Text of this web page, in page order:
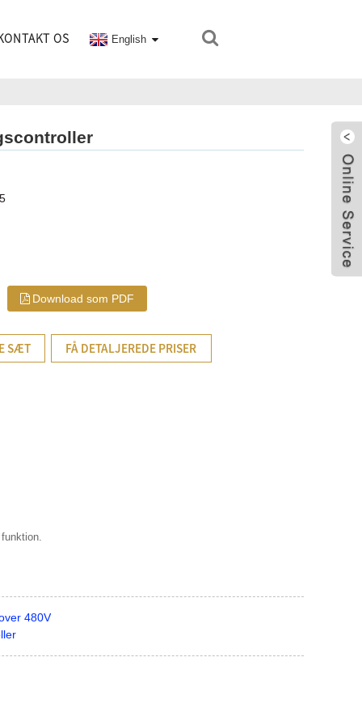
OS English
Download som PDF
SÆT
FÅ DETALJEREDE PRISER
480V